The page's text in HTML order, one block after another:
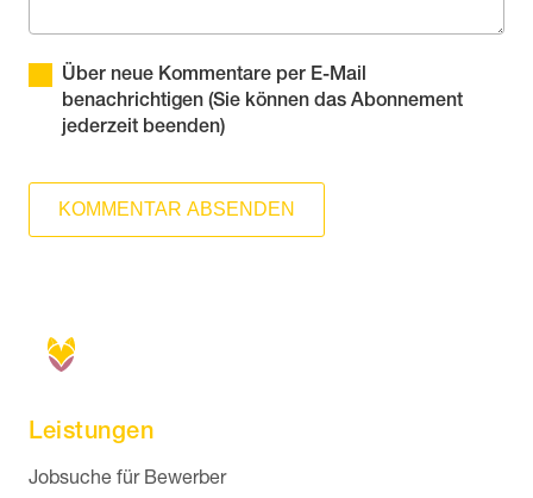
Über neue Kommentare per E-Mail
benachrichtigen (Sie können das Abonnement
jederzeit beenden)
KOMMENTAR ABSENDEN
Leistungen
Navigation überspringen
Jobsuche für Bewerber